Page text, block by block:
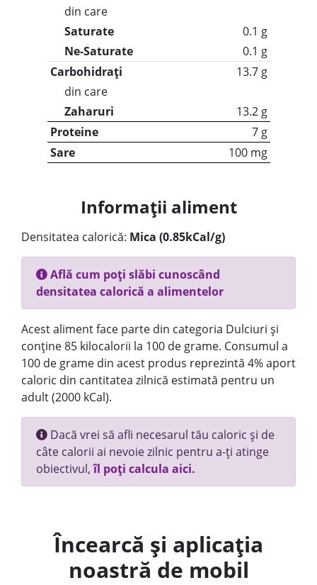
din care
Saturate
0.1 g
Ne-Saturate
0.1 g
Carbohidrați
13.7 g
din care
Zaharuri
13.2 g
Proteine
7 g
Sare
100 mg
Informații aliment
Densitatea calorică: Mica (0.85kCal/g)
Află cum poți slăbi cunoscând
densitatea calorică a alimentelor
Acest aliment face parte din categoria Dulciuri și
conține 85 kilocalorii la 100 de grame. Consumul a
100 de grame din acest produs reprezintă 4% aport
caloric din cantitatea zilnică estimată pentru un
adult (2000 kCal).
Dacă vrei să afli necesarul tău caloric și de
câte calorii ai nevoie zilnic pentru a-ți atinge
obiectivul,îl poți calcula aici.
Încearcă și aplicația
noastră de mobil